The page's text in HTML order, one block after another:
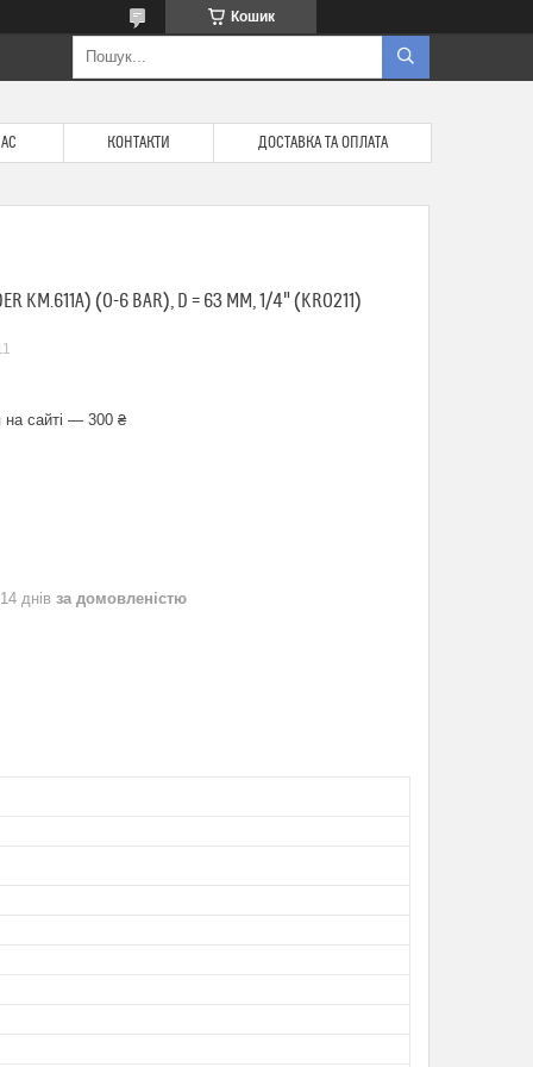
Кошик
КОНТАКТИ ДОСТАВКА ТА ОПЛАТА
KM.611A) (0-6 BAR), D = 63 ММ, 1/4" (KR0211)
на сайті — 300 ₴
днів за домовленістю